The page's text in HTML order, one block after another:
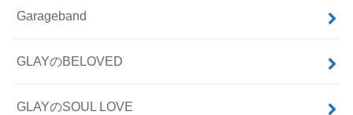
Garageband
GLAYのBELOVED
GLAYのSOUL LOVE